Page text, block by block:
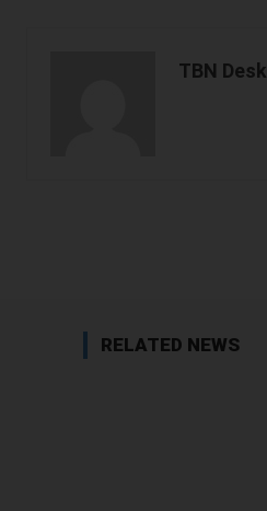
TBN Desk
RELATED NEWS